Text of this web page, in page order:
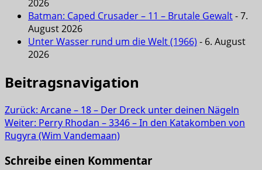
2026
Batman: Caped Crusader – 11 – Brutale Gewalt- 7.
August 2026
Unter Wasser rund um die Welt (1966) - 6. August
2026
Beitragsnavigation
Zurück: Arcane – 18 – Der Dreck unter deinen Nägeln
Weiter: Perry Rhodan – 3346 – In den Katakomben von
Rugyra (Wim Vandemaan)
Schreibe einen Kommentar